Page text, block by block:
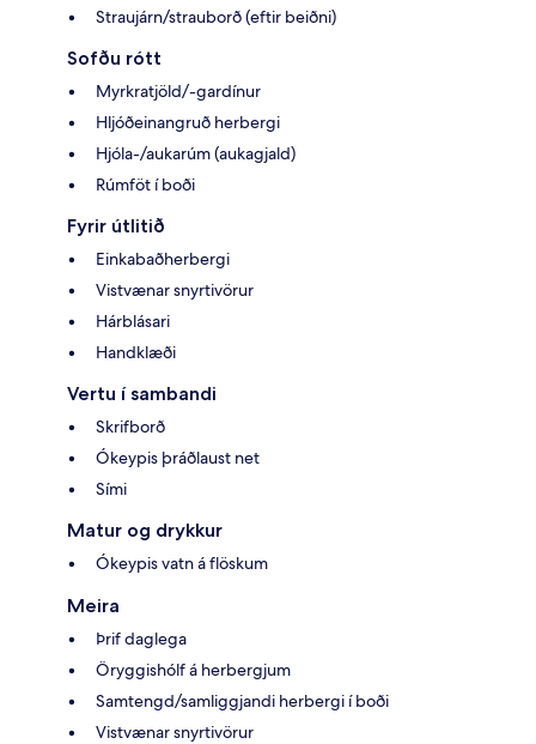
Straujárn/strauborð (eftir beiðni)
Sofðu rótt
Myrkratjöld/-gardínur
Hljóðeinangruð herbergi
Hjóla-/aukarúm (aukagjald)
Rúmföt í boði
Fyrir útlitið
Einkabaðherbergi
Vistvænar snyrtivörur
Hárblásari
Handklæði
Vertu í sambandi
Skrifborð
Ókeypis þráðlaust net
Sími
Matur og drykkur
Ókeypis vatn á flöskum
Meira
Þrif daglega
Öryggishólf á herbergjum
Samtengd/samliggjandi herbergi í boði
Vistvænar snyrtivörur